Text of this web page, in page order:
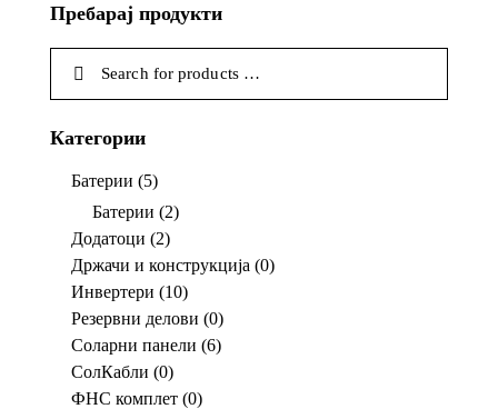
Пребарај продукти
Категории
Батерии (5)
Батерии (2)
Додатоци (2)
Држачи и конструкција (0)
Инвертери (10)
Резервни делови (0)
Соларни панели (6)
СолКабли (0)
ФНС комплет (0)